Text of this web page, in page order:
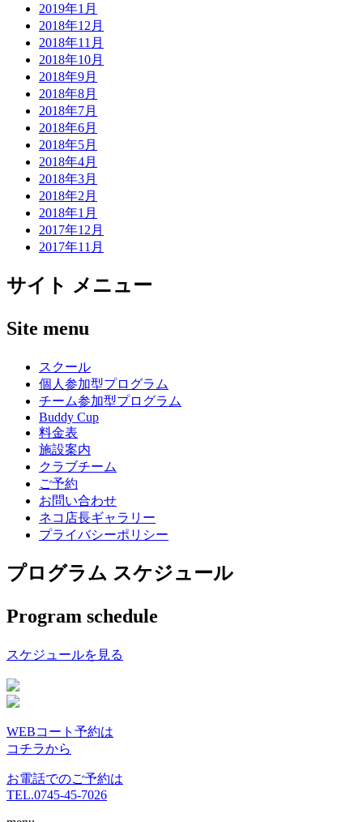
2019年1月
2018年12月
2018年11月
2018年10月
2018年9月
2018年8月
2018年7月
2018年6月
2018年5月
2018年4月
2018年3月
2018年2月
2018年1月
2017年12月
2017年11月
サイト メニュー
Site menu
スクール
個人参加型プログラム
チーム参加型プログラム
Buddy Cup
料金表
施設案内
クラブチーム
ご予約
お問い合わせ
ネコ店長ギャラリー
プライバシーポリシー
プログラム スケジュール
Program schedule
スケジュールを見る
WEBコート予約は
コチラから
お電話でのご予約は
TEL.0745-45-7026